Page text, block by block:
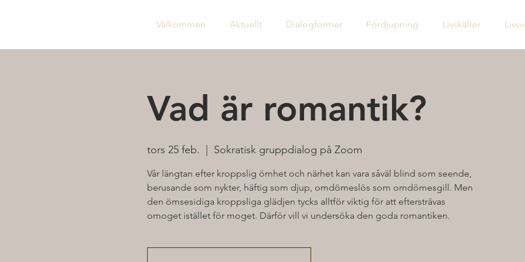
Välkommen Aktuellt Dialogformer Fördjupning Livskällor
Vad är romantik?
tors 25 feb. Sokratisk gruppdialog på Zoom
Vår längtan efter kroppslig ömhet och närhet kan vara såväl blind som seende,
berusande som nykter, häftig som djup, omdömeslös som omdömesgill. Men
den ömsesidiga kroppsliga glädjen tycks alltför viktig för att eftersträvas
omoget istället för moget. Därför vill vi undersöka den goda romantiken.